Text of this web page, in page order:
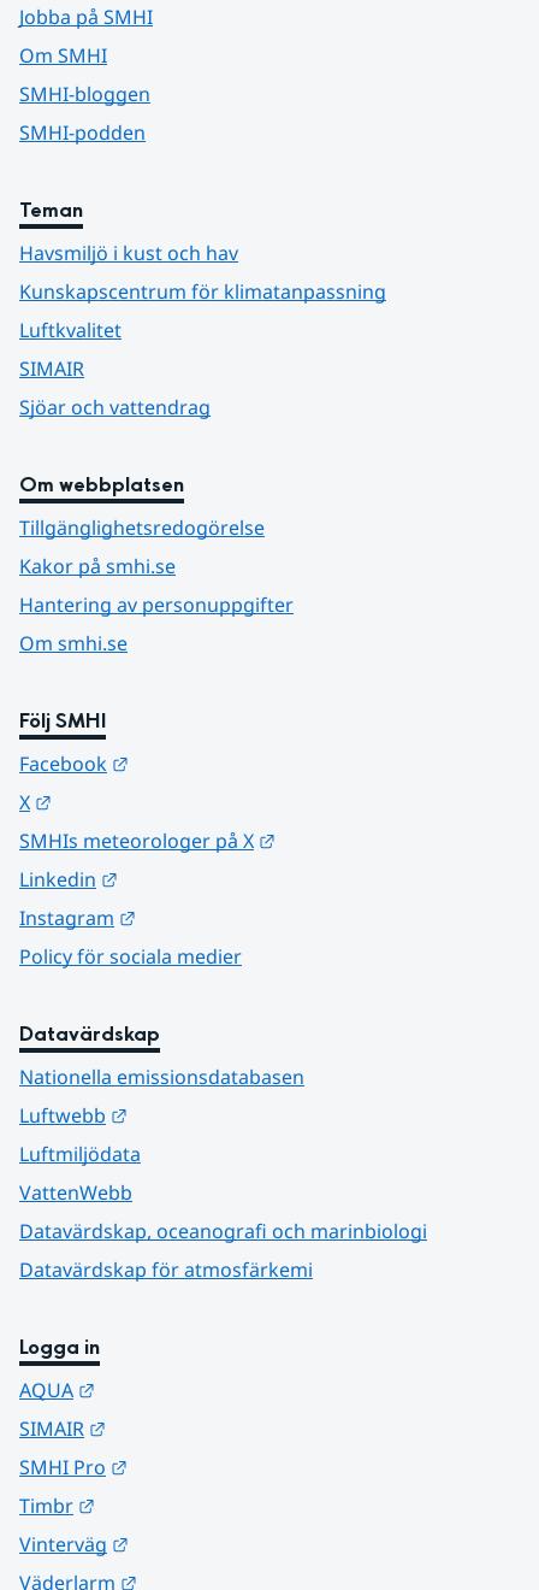
Jobba på SMHI
Om SMHI
SMHI-bloggen
SMHI-podden
Teman
Havsmiljö i kust och hav
Kunskapscentrum för klimatanpassning
Luftkvalitet
SIMAIR
Sjöar och vattendrag
Om webbplatsen
Tillgänglighetsredogörelse
Kakor på smhi.se
Hantering av personuppgifter
Om smhi.se
Följ SMHI
Facebook
X
SMHIs meteorologer på X
Linkedin
Instagram
Policy för sociala medier
Datavärdskap
Nationella emissionsdatabasen
Luftwebb
Luftmiljödata
VattenWebb
Datavärdskap, oceanografi och marinbiologi
Datavärdskap för atmosfärkemi
Logga in
AQUA
SIMAIR
SMHI Pro
Timbr
Vinterväg
Väderlarm